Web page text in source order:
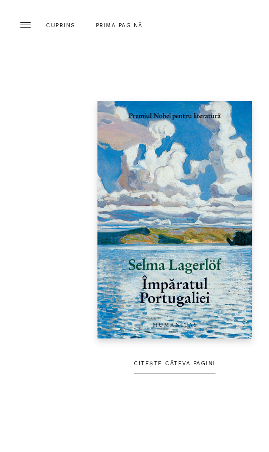
CUPRINS PRIMA PAGINĂ
CITEȘTE CÂTEVA PAGINI